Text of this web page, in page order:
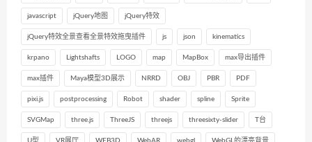
javascript jQuery地图 jQuery特效
jQuery特效全景查看全景特效拖曳插件 js json kinematics
krpano Lightshafts LOGO map MapBox max导出插件
max插件 Maya模型3D展示 NRRD OBJ PBR PDF
pixi.js postprocessing Robot shader spline Sprite
SVGMap three.js ThreeJS threejs threesixty-slider T台